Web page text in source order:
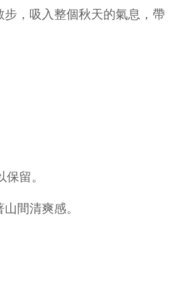
，吸入整個秋天的氣息，帶
留。
間清爽感。